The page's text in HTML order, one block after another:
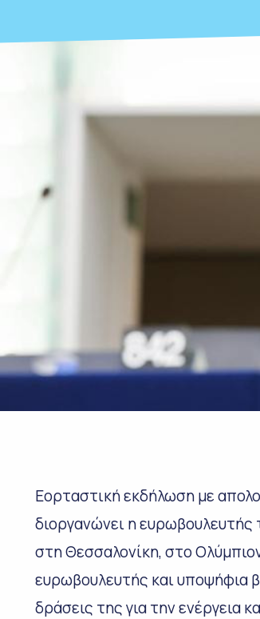
Εορταστική εκδήλωση με
διοργανώνει η
στη Θεσσαλονίκη, στο
ευρωβουλευτής και υποψήφια
δράσεις της για την ενέργεια